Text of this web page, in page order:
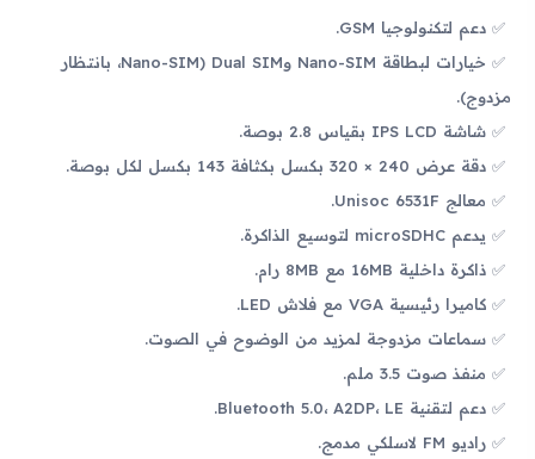
دعم لتكنولوجيا GSM.
خيارات لبطاقة Nano-SIM وDual SIM (Nano-SIM، بانتظار
مزدوج).
شاشة IPS LCD بقياس 2.8 بوصة.
دقة عرض 240 × 320 بكسل بكثافة 143 بكسل لكل بوصة.
معالج Unisoc 6531F.
يدعم microSDHC لتوسيع الذاكرة.
ذاكرة داخلية 16MB مع 8MB رام.
كاميرا رئيسية VGA مع فلاش LED.
سماعات مزدوجة لمزيد من الوضوح في الصوت.
منفذ صوت 3.5 ملم.
دعم لتقنية Bluetooth 5.0، A2DP، LE.
راديو FM لاسلكي مدمج.